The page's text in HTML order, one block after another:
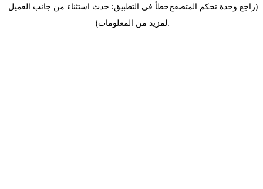
خطأ في التطبيق: حدث استثناء من جانب العميل(راجع وحدة تحكم المتصفح
لمزيد من المعلومات).